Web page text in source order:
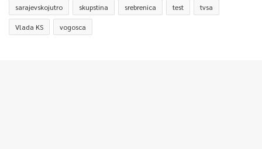
sarajevskojutro skupstina srebrenica test tvsa
Vlada KS vogosca